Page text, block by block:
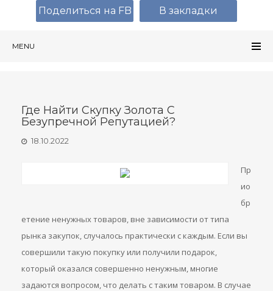
MENU
Где Найти Скупку Золота С
Безупречной Репутацией?
18.10.2022
Пр
ио
бр
етение ненужных товаров, вне зависимости от типа
рынка закупок, случалось практически с каждым. Если вы
совершили такую ​​покупку или получили подарок,
который оказался совершенно ненужным, многие
задаются вопросом, что делать с таким товаром. В случае
Поделиться на FB В закладки